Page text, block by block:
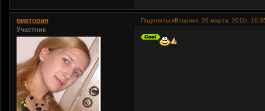
ПоделитьсяВторник, 29 марта, 2011г.
виктория
Участник